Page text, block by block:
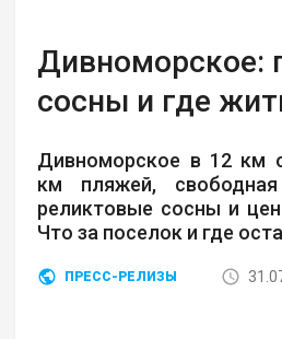
Дивноморское:
сосны и где
Дивноморское в 12 км
км пляжей,
реликтовые сосны и
Что за поселок и где
ПРЕСС-РЕЛИЗЫ